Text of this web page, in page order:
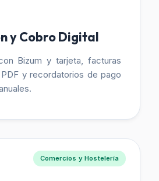
y Cobro Digital
Bizum y tarjeta, facturas
y recordatorios de pago
Comercios y Hostelería